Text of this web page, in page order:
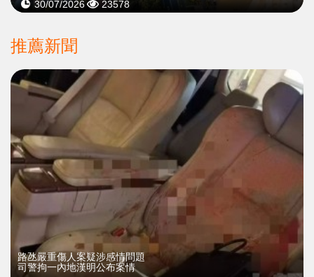
30/07/2026 23578
推薦新聞
​路氹嚴重傷人案疑涉感情問題
司警拘一內地漢明公布案情